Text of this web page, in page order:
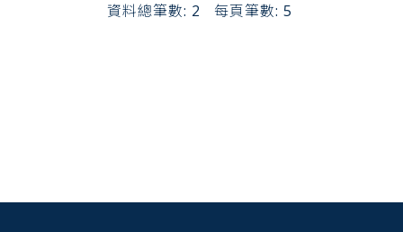
資料總筆數: 2 每頁筆數: 5